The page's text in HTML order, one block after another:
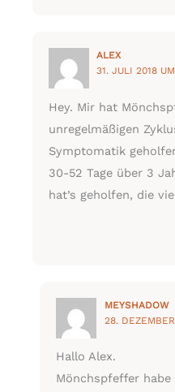
ALEX
31. JULI 2018
Hey. Mir hat
unregelmäßigen
Symptomatik
30-52 Tage über 3
hat’s geholfen, die
MEYSHADOW
28.
Hallo Alex.
Mönchspfeffer